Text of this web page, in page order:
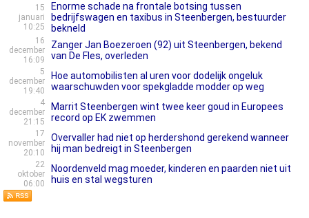
15
januari
10:25
Enorme schade na frontale botsing tussen
bedrijfswagen en taxibus in Steenbergen, bestuurder
bekneld
16
december
16:09
Zanger Jan Boezeroen (92) uit Steenbergen, bekend
van De Fles, overleden
5
december
19:40
Hoe automobi­lis­ten al uren voor dodelijk ongeluk
waarschuw­den voor spekgladde modder op weg
4
december
21:15
Marrit Steenbergen wint twee keer goud in Europees
record op EK zwemmen
17
november
20:10
Overvaller had niet op herdershond gerekend wanneer
hij man bedreigt in Steenbergen
22
oktober
06:00
Noordenveld mag moeder, kinderen en paarden niet uit
huis en stal wegsturen